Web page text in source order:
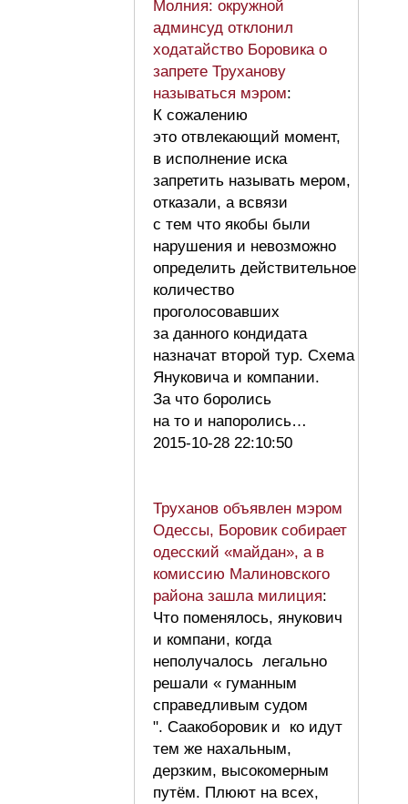
Молния: окружной
админсуд отклонил
ходатайство Боровика о
запрете Труханову
называться мэром:
К сожалению
это отвлекающий момент,
в исполнение иска
запретить называть мером,
отказали, а всвязи
с тем что якобы были
нарушения и невозможно
определить действительное
количество
проголосовавших
за данного кондидата
назначат второй тур. Схема
Януковича и компании.
За что боролись
на то и напоролись…
2015-10-28 22:10:50
Труханов объявлен мэром
Одессы, Боровик собирает
одесский «майдан», а в
комиссию Малиновского
района зашла милиция:
Что поменялось, янукович
и компани, когда
неполучалось легально
решали « гуманным
справедливым судом
". Саакоборовик и ко идут
тем же нахальным,
дерзким, высокомерным
путём. Плюют на всех,